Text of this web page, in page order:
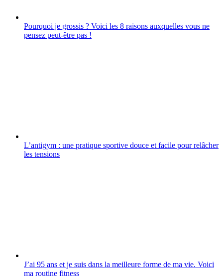
Pourquoi je grossis ? Voici les 8 raisons auxquelles vous ne
pensez peut-être pas !
L’antigym : une pratique sportive douce et facile pour relâcher
les tensions
J’ai 95 ans et je suis dans la meilleure forme de ma vie. Voici
ma routine fitness